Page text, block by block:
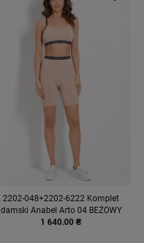
2202-048+2202-6222 Komplet
damski Anabel Arto 04 BEŻOWY
1 640.00 ₴